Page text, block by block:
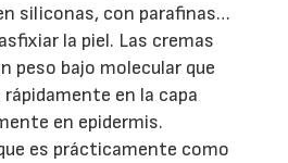
siliconas, con parafinas…
la piel. Las cremas
peso bajo molecular que
en la capa
en epidermis.
es prácticamente como